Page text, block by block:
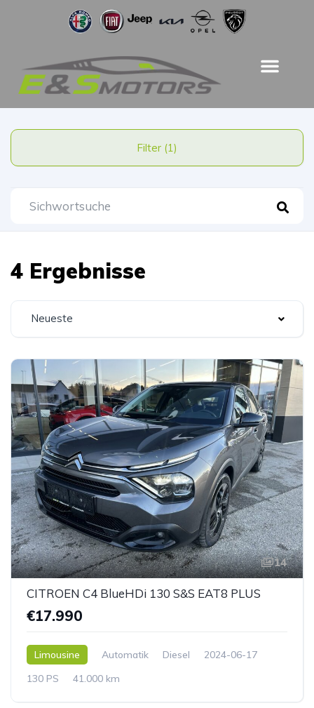
Filter (1)
4 Ergebnisse
Neueste
14
CITROEN C4 BlueHDi 130 S&S EAT8 PLUS
€17.990
Limousine Automatik Diesel
2024-06-17
130 PS
41.000 km